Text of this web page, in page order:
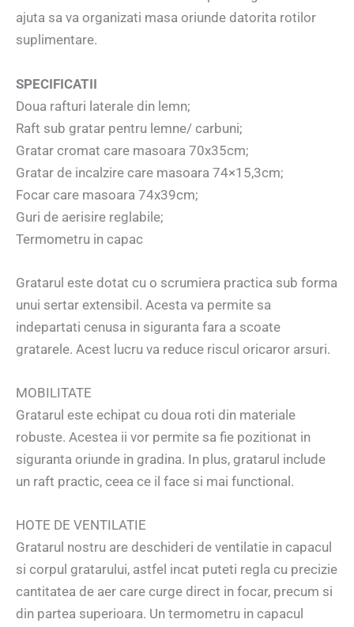
ajuta sa va organizati masa oriunde datorita rotilor
suplimentare.
SPECIFICATII
Doua rafturi laterale din lemn;
Raft sub gratar pentru lemne/ carbuni;
Gratar cromat care masoara 70x35cm;
Gratar de incalzire care masoara 74×15,3cm;
Focar care masoara 74x39cm;
Guri de aerisire reglabile;
Termometru in capac
Gratarul este dotat cu o scrumiera practica sub forma
unui sertar extensibil. Acesta va permite sa
indepartati cenusa in siguranta fara a scoate
gratarele. Acest lucru va reduce riscul oricaror arsuri.
MOBILITATE
Gratarul este echipat cu doua roti din materiale
robuste. Acestea ii vor permite sa fie pozitionat in
siguranta oriunde in gradina. In plus, gratarul include
un raft practic, ceea ce il face si mai functional.
HOTE DE VENTILATIE
Gratarul nostru are deschideri de ventilatie in capacul
si corpul gratarului, astfel incat puteti regla cu precizie
cantitatea de aer care curge direct in focar, precum si
din partea superioara. Un termometru in capacul